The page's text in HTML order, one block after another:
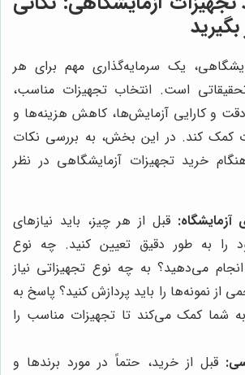
یک سرمایه‌گذاری مهم برای هر
است. انتخاب تجهیزات مناسب،
و کارایی آزمایش‌ها، کاهش هزینه‌ها و
کمک کند. در این بخش، به بررسی نکات
خرید تجهیزات آزمایشگاهی در نظر
آزمایشگاه: قبل از هر چیز، باید نیازهای
را به طور دقیق تعیین کنید. چه نوع
می‌دهید؟ به چه نوع تجهیزاتی نیاز
از نمونه‌ها را باید پردازش کنید؟ پاسخ به
شما کمک می‌کند تا تجهیزات مناسب را
قبل از خرید، حتماً در مورد برندها و